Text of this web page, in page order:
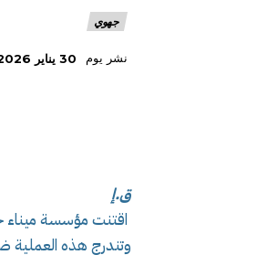
جهوي
نشر يوم 30 يناير 2026
ق.إ
اقتنت مؤسسة ميناء
وتندرج هذه العملية